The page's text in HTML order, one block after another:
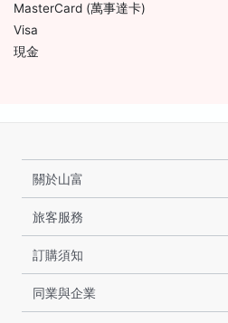
MasterCard (萬事達卡)
Visa
現金
關於山富
旅客服務
訂購須知
同業與企業